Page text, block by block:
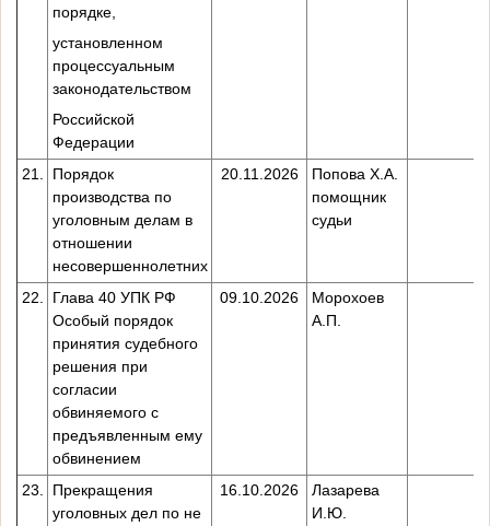
порядке,
установленном
процессуальным
законодательством
Российской
Федерации
21.
Порядок
производства по
уголовным делам в
отношении
несовершеннолетних
20.11.2026
Попова Х.А.
помощник
судьи
22.
Глава 40 УПК РФ
Особый порядок
принятия судебного
решения при
согласии
обвиняемого с
предъявленным ему
обвинением
09.10.2026
Морохоев
А.П.
23.
Прекращения
уголовных дел по не
16.10.2026
Лазарева
И.Ю.